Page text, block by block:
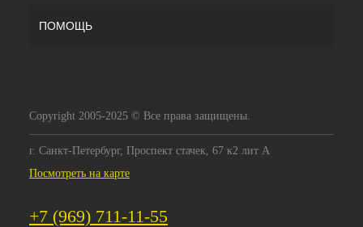
ПОМОЩЬ
Copyright 2005-2025 © Все права защищены.
г. Санкт-Петербург, Проспект стачек, 67 к2 лит А
Посмотреть на карте
+7 (969) 711-11-55